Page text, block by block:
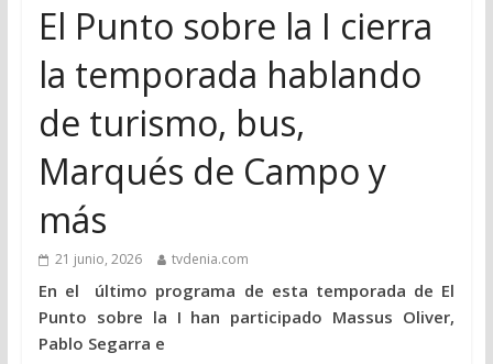
El Punto sobre la I cierra
la temporada hablando
de turismo, bus,
Marqués de Campo y
más
21 junio, 2026 tvdenia.com
En el último programa de esta temporada de El
Punto sobre la I han participado Massus Oliver,
Pablo Segarra e